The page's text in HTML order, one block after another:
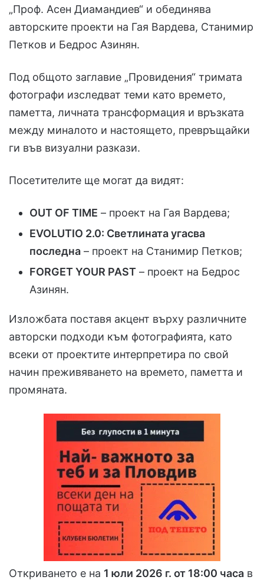
„Проф. Асен Диамандиев“ и обединява
авторските проекти на Гая Вардева, Станимир
Петков и Бедрос Азинян.
Под общото заглавие „Провидения“ тримата
фотографи изследват теми като времето,
паметта, личната трансформация и връзката
между миналото и настоящето, превръщайки
ги във визуални разкази.
Посетителите ще могат да видят:
OUT OF TIME – проект на Гая Вардева;
EVOLUTIO 2.0: Светлината угасва
последна – проект на Станимир Петков;
FORGET YOUR PAST – проект на Бедрос
Азинян.
Изложбата поставя акцент върху различните
авторски подходи към фотографията, като
всеки от проектите интерпретира по свой
начин преживяването на времето, паметта и
промяната.
Откриването е на 1 юли 2026 г. от 18:00 часа в